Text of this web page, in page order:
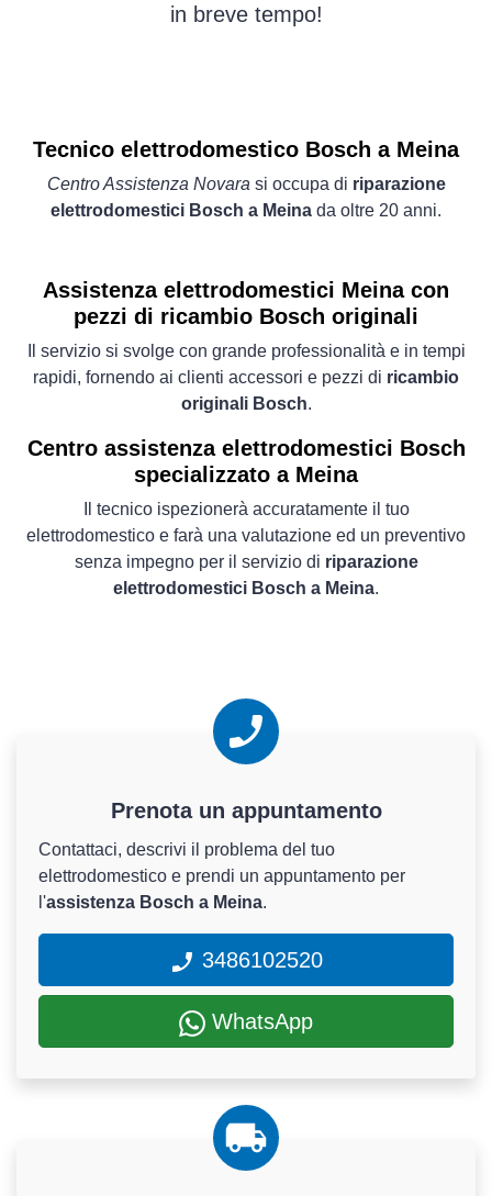
in breve tempo!
Tecnico elettrodomestico Bosch a Meina
Centro Assistenza Novara si occupa di riparazione
elettrodomestici Bosch a Meina da oltre 20 anni.
Assistenza elettrodomestici Meina con
pezzi di ricambio Bosch originali
Il servizio si svolge con grande professionalità e in tempi
rapidi, fornendo ai clienti accessori e pezzi di ricambio
originali Bosch.
Centro assistenza elettrodomestici Bosch
specializzato a Meina
Il tecnico ispezionerà accuratamente il tuo
elettrodomestico e farà una valutazione ed un preventivo
senza impegno per il servizio di riparazione
elettrodomestici Bosch a Meina.
Prenota un appuntamento
Contattaci, descrivi il problema del tuo
elettrodomestico e prendi un appuntamento per
l'assistenza Bosch a Meina.
3486102520
WhatsApp